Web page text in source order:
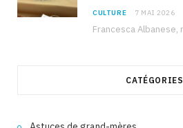
CULTURE 7 MAI 2026
CATÉGORIES